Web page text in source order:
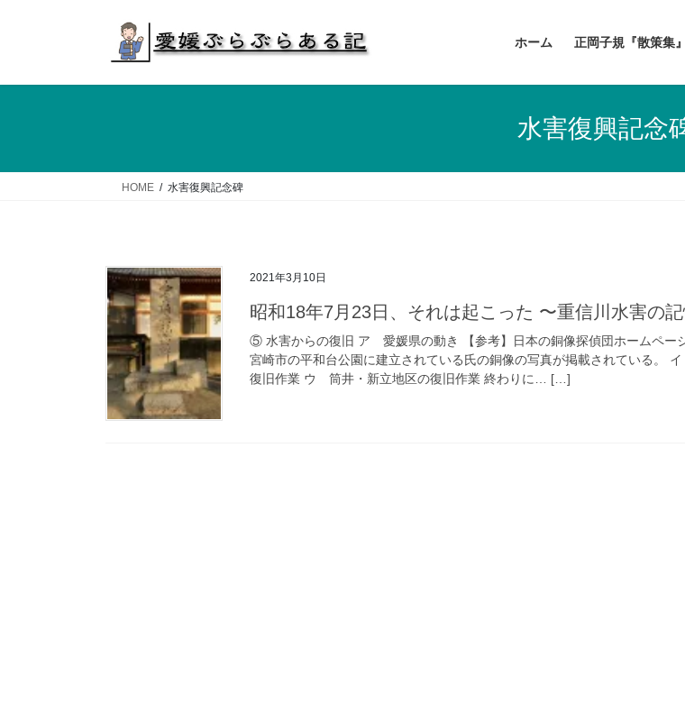
ホーム 正岡子規『散策集
水害復興記念
HOME 水害復興記念碑
2021年3月10日
昭和18年7月23日、それは起こった 〜重信川水害の
⑤ 水害からの復旧 ア 愛媛県の動き 【参考】日本の銅像探偵団ホームペ
宮崎市の平和台公園に建立されている氏の銅像の写真が掲載されている。
復旧作業 ウ 筒井・新立地区の復旧作業 終わりに… […]